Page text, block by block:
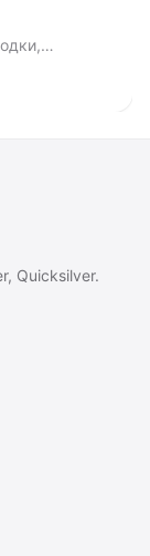
Quicksilver.